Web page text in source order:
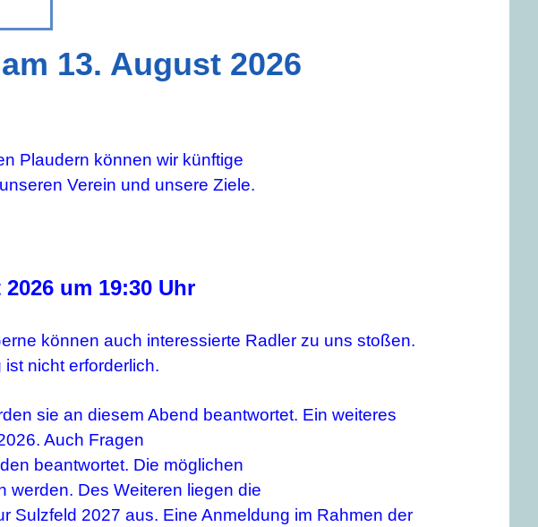
13. August 2026
Plaudern können wir künftige
Verein und unsere Ziele.
um 19:30 Uhr
können auch interessierte Radler zu uns stoßen.
nicht erforderlich.
sie an diesem Abend beantwortet. Ein weiteres
Auch Fragen
beantwortet. Die möglichen
werden. Des Weiteren liegen die
Sulzfeld 2027 aus. Eine Anmeldung im Rahmen der